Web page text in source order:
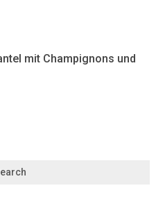
mit Champignons und